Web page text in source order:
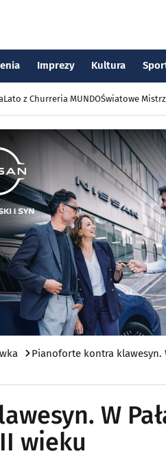
Imprezy Kultura
Lato z Churreria MUNDOŚwiatowe
Pianoforte kontra klawesyn.
W
wieku